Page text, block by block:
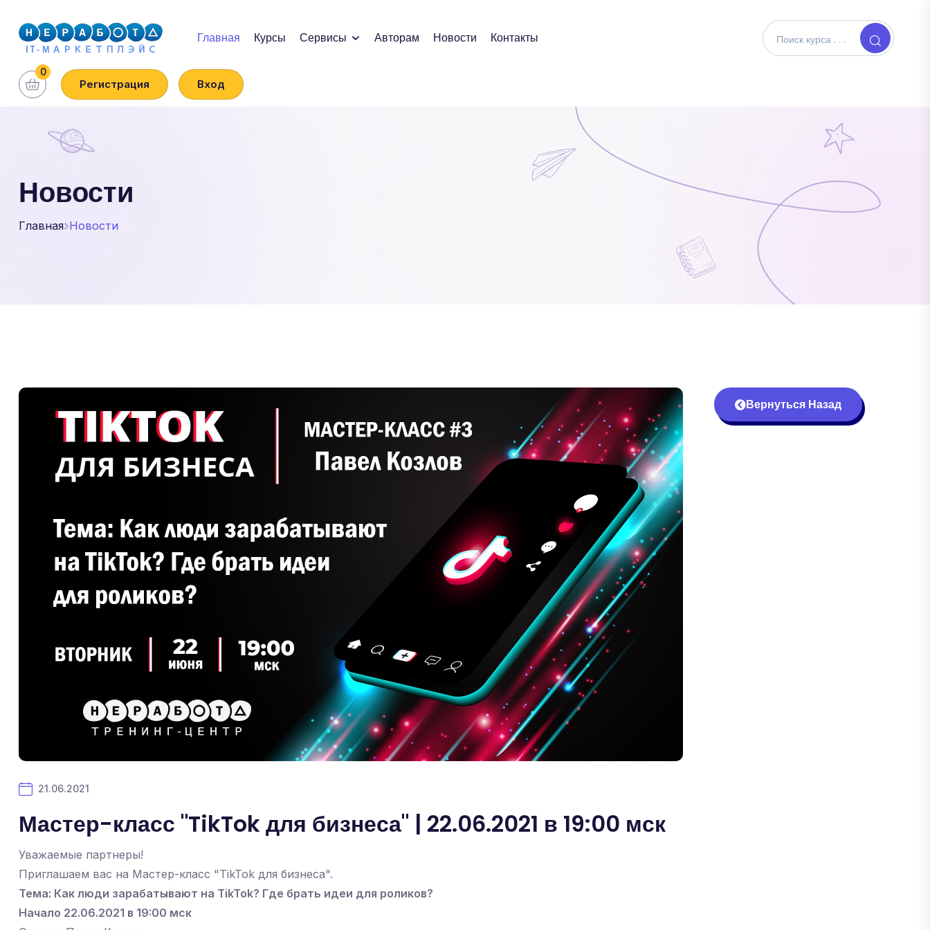
Главная Курсы Сервисы Авторам Новости Контакты
0
Регистрация Вход
Новости
Главная Новости
21.06.2021
Мастер-класс "TikTok для бизнеса" | 22.06.2021 в 19:00 мск
Уважаемые партнеры!
Приглашаем вас на Мастер-класс "TikTok для бизнеса".
Тема: Как люди зарабатывают на TikTok? Где брать идеи для роликов?
Начало 22.06.2021 в 19:00 мск
Вернуться Назад